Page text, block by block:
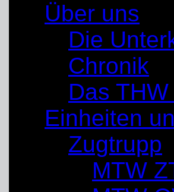
Über uns
Die
Chronik
Das
Einheiten
Zugtrupp
MTW